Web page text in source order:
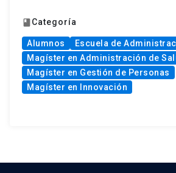
book Categoría
Alumnos
Escuela de
Magíster en Administración de
Magíster en Gestión de Personas
Magíster en Innovación